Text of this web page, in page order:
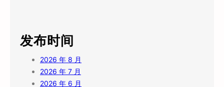
发布时间
2026 年 8 月
2026 年 7 月
2026 年 6 月